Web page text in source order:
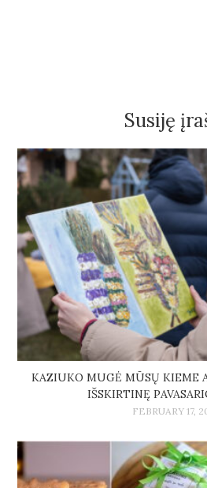
Susiję
KAZIUKO MUGĖ MŪSŲ KIEME
IŠSKIRTINĘ
FEBRUARY 17,